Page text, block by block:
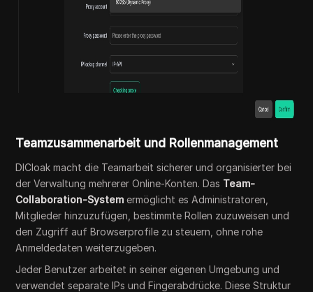
Teamzusammenarbeit und Rollenmanagement
DICloak macht die Teamarbeit sicherer und organisierter bei
der Verwaltung mehrerer Online-Konten. Das Team-
Collaboration-System ermöglicht es Administratoren,
Mitglieder hinzuzufügen, bestimmte Rollen zuzuweisen und
den Zugriff auf Browserprofile zu steuern, ohne rohe
Anmeldedaten weiterzugeben.
Jeder Benutzer arbeitet in seiner eigenen Umgebung und
verwendet separate IPs und Fingerabdrücke. Diese Struktur